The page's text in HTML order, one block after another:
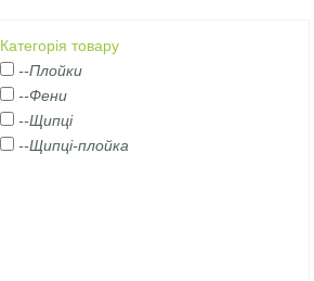
Категорія товару
--Плойки
--Фени
--Щипці
--Щипці-плойка